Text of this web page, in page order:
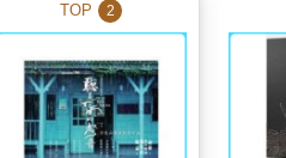
TOP 2